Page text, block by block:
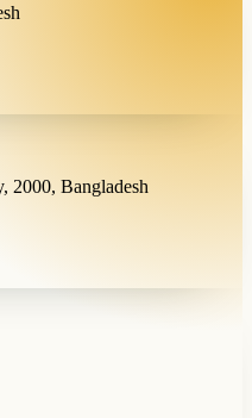
2000, Bangladesh